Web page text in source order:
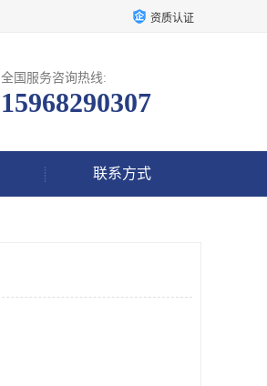
资质认证
全国服务咨询热线:
15968290307
联系方式